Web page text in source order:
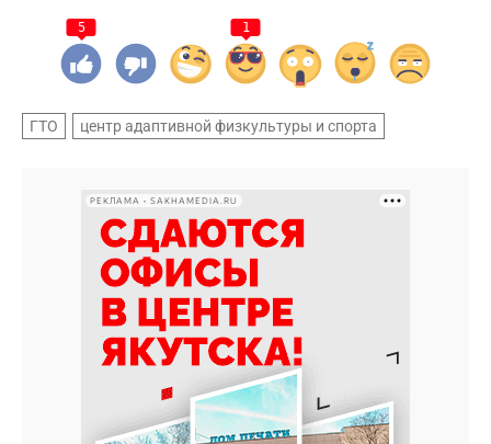
5 1
ГТО центр адаптивной физкультуры и спорта
РЕКЛАМА • SAKHAMEDIA.RU